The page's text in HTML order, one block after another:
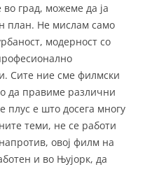
во град, можеме да ја
план. Не мислам само
модерност со
Сите ние сме филмски
да правиме различни
плус е што досега многу
теми, не се работи
овој филм на
и во Њујорк, да